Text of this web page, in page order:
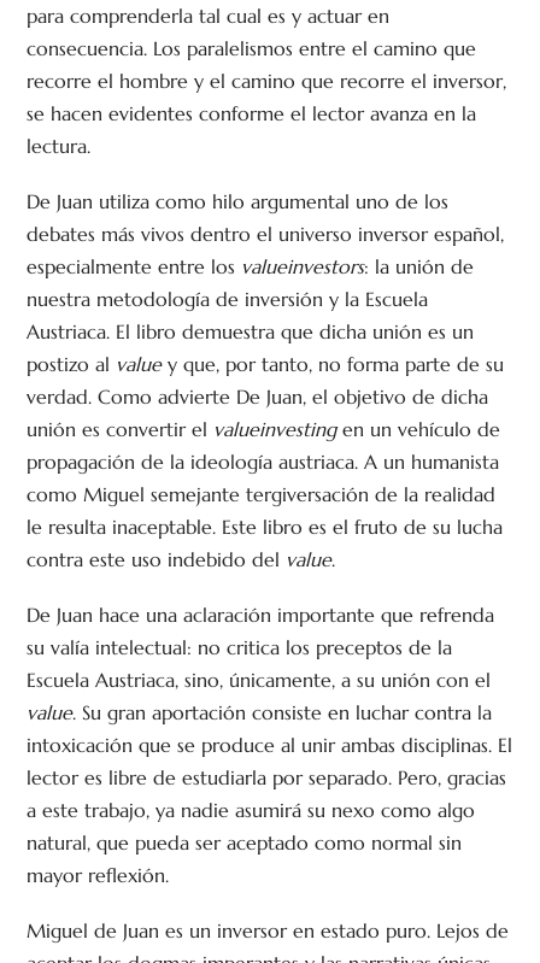
para comprenderla tal cual es y actuar en
consecuencia. Los paralelismos entre el camino que
recorre el hombre y el camino que recorre el inversor,
se hacen evidentes conforme el lector avanza en la
lectura.
De Juan utiliza como hilo argumental uno de los
debates más vivos dentro el universo inversor español,
especialmente entre los valueinvestors: la unión de
nuestra metodología de inversión y la Escuela
Austriaca. El libro demuestra que dicha unión es un
postizo al valuey que, por tanto, no forma parte de su
verdad. Como advierte De Juan, el objetivo de dicha
unión es convertir el valueinvestingen un vehículo de
propagación de la ideología austriaca. A un humanista
como Miguel semejante tergiversación de la realidad
le resulta inaceptable. Este libro es el fruto de su lucha
contra este uso indebido del value.
De Juan hace una aclaración importante que refrenda
su valía intelectual: no critica los preceptos de la
Escuela Austriaca, sino, únicamente, a su unión con el
value. Su gran aportación consiste en luchar contra la
intoxicación que se produce al unir ambas disciplinas. El
lector es libre de estudiarla por separado. Pero, gracias
a este trabajo, ya nadie asumirá su nexo como algo
natural, que pueda ser aceptado como normal sin
mayor reflexión.
Miguel de Juan es un inversor en estado puro. Lejos de